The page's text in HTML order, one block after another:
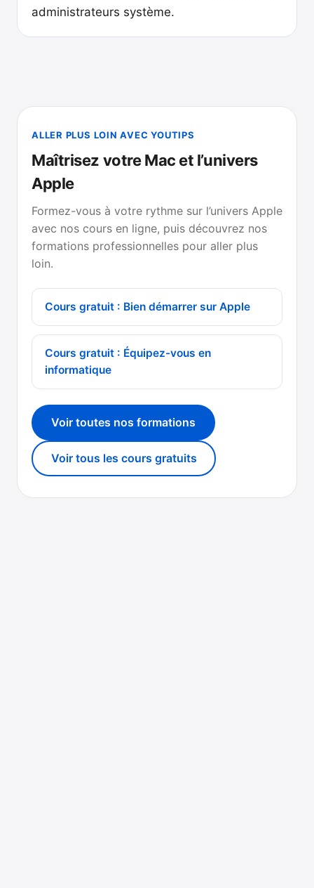
administrateurs système.
ALLER PLUS LOIN AVEC YOUTIPS
Maîtrisez votre Mac et l’univers
Apple
Formez-vous à votre rythme sur l’univers Apple
avec nos cours en ligne, puis découvrez nos
formations professionnelles pour aller plus
loin.
Cours gratuit : Bien démarrer sur Apple
Cours gratuit : Équipez-vous en
informatique
Voir toutes nos formations
Voir tous les cours gratuits